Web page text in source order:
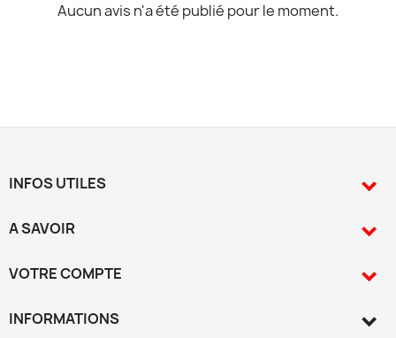
Aucun avis n'a été publié pour le moment.
INFOS UTILES 
A SAVOIR 
VOTRE COMPTE 
INFORMATIONS keyboard_arrow_down